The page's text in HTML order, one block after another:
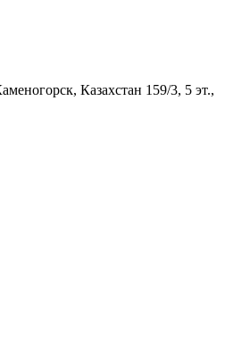
Казахстан 159/3, 5 эт.,